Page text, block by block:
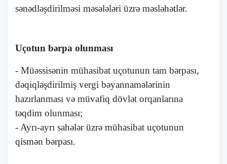
sənədləşdirilməsi məsələləri üzrə məsləhətlər.
Uçotun bərpa olunması
- Müəssisənin mühasibat uçotunun tam bərpası,
dəqiqləşdirilmiş vergi bəyannamələrinin
hazırlanması və müvafiq dövlət orqanlarına
təqdim olunması;
- Ayrı-ayrı sahələr üzrə mühasibat uçotunun
qismən bərpası.